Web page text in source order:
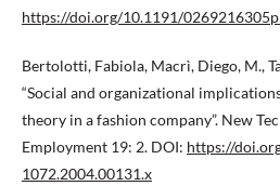
https://doi.org/10.1191/
Bertolotti, Fabiola, Macrì, Diego, M.,
“Social and organizational
theory in a fashion company”. New
Employment 19: 2. DOI: https://
1072.2004.00131.x